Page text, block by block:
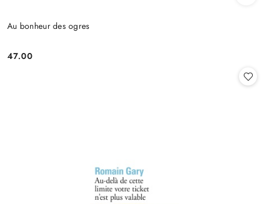
Au bonheur des ogres
Cena:
47.00